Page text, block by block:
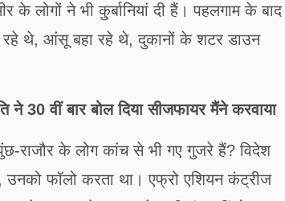
लोगों ने भी कु्र्बानियां दी हैं। पहलगाम के बाद
थे, आंसू बहा रहे थे, दुकानों के शटर डाउन
30 वीं बार बोल दिया सीजफायर मैंने करवाया
राजौर के लोग कांच से भी गए गुजरे हैं? विदेश
उनको फॉलो करता था। एफ्रो एशियन कंट्रीज